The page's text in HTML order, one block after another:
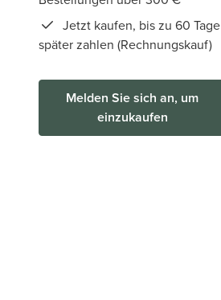
Jetzt kaufen, bis zu 60 Tage
später zahlen (Rechnungskauf)
Melden Sie sich an, um
einzukaufen